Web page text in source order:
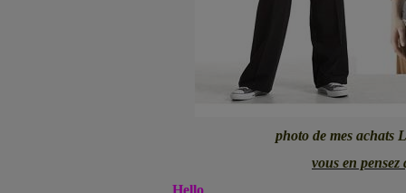
photo de mes achats
vous en pensez
Hello